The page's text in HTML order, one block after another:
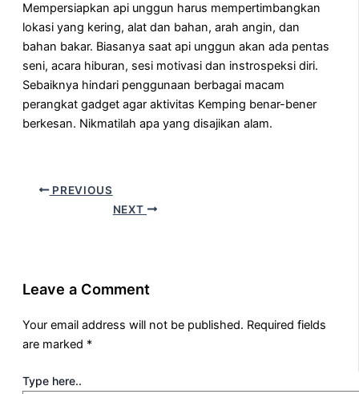
Mempersiapkan api unggun harus mempertimbangkan
lokasi yang kering, alat dan bahan, arah angin, dan
bahan bakar. Biasanya saat api unggun akan ada pentas
seni, acara hiburan, sesi motivasi dan instrospeksi diri.
Sebaiknya hindari penggunaan berbagai macam
perangkat gadget agar aktivitas Kemping benar-bener
berkesan. Nikmatilah apa yang disajikan alam.
PREVIOUS
NEXT
Leave a Comment
Your email address will not be published. Required fields
are marked *
Type here..